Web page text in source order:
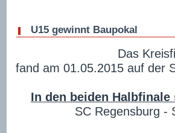
U15 gewinnt Baupokal
Das
fand am 01.05.2015 auf der
In den beiden
SC Regensburg -